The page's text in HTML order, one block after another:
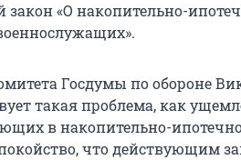
«О накопительно-
Госдумы по обороне
такая проблема, как
в накопительно-
что действующим